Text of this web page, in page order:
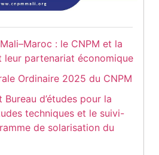
: le CNPM et la
leur partenariat économique
Ordinaire 2025 du CNPM
Bureau d’études pour la
techniques et le suivi-
de solarisation du